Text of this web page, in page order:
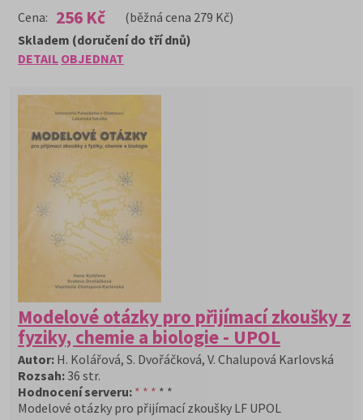
Cena: 256 Kč (běžná cena 279 Kč)
DETAIL OBJEDNAT
Skladem (doručení do tří dnů)
Modelové otázky pro přijímací zkoušky z
fyziky, chemie a biologie - UPOL
Autor: H. Kolářová, S. Dvořáčková, V. Chalupová Karlovská
Rozsah: 36 str.
Hodnocení serveru: * * * * *
Modelové otázky pro přijímací zkoušky LF UPOL